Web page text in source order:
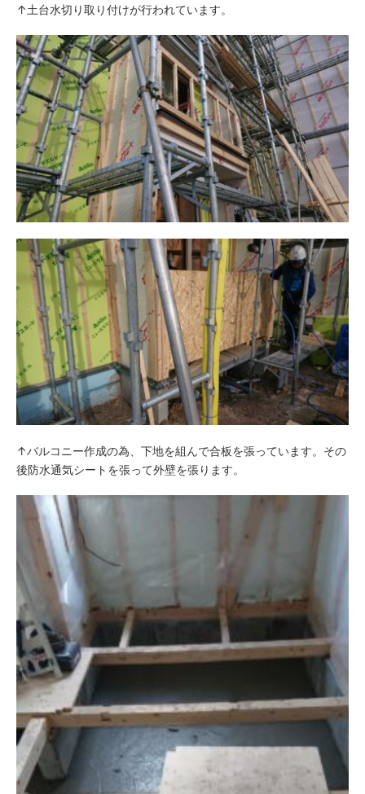
↑土台水切り取り付けが行われています。
↑バルコニー作成の為、下地を組んで合板を張っています。その
後防水通気シートを張って外壁を張ります。